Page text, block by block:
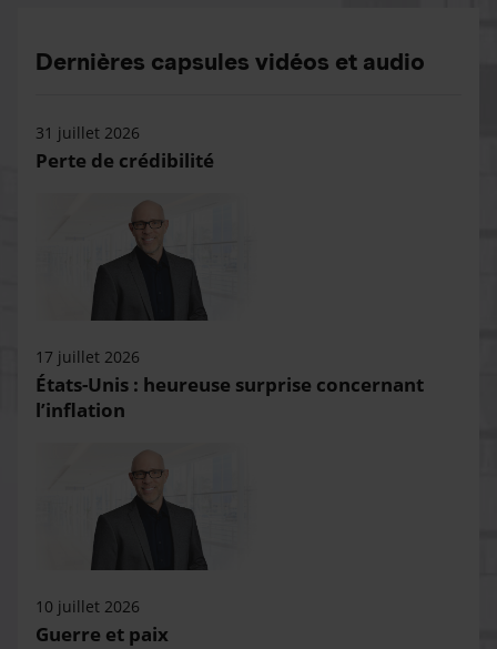
Dernières capsules vidéos et audio
31 juillet 2026
Perte de crédibilité
17 juillet 2026
États-Unis : heureuse surprise concernant
l’inflation
10 juillet 2026
Guerre et paix